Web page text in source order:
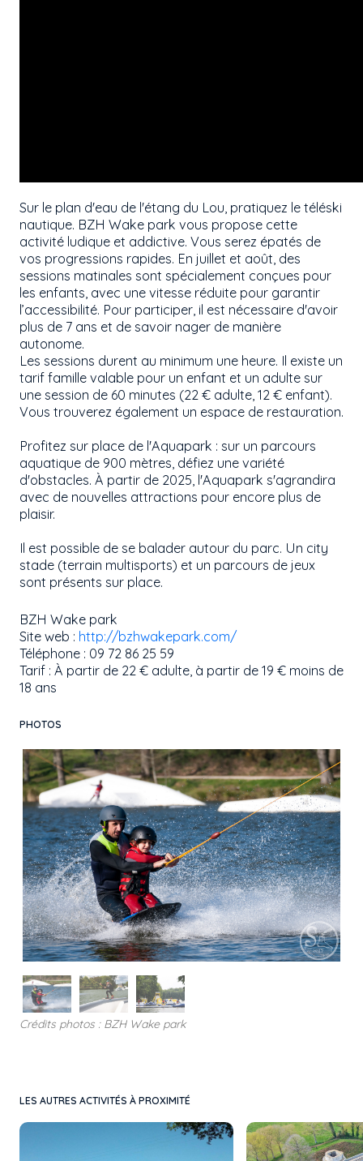
Sur le plan d'eau de l'étang du Lou, pratiquez le téléski
nautique. BZH Wake park vous propose cette
activité ludique et addictive. Vous serez épatés de
vos progressions rapides. En juillet et août, des
sessions matinales sont spécialement conçues pour
les enfants, avec une vitesse réduite pour garantir
l’accessibilité. Pour participer, il est nécessaire d'avoir
plus de 7 ans et de savoir nager de manière
autonome.
Les sessions durent au minimum une heure. Il existe un
tarif famille valable pour un enfant et un adulte sur
une session de 60 minutes (22 € adulte, 12 € enfant).
Vous trouverez également un espace de restauration.
Profitez sur place de l'Aquapark : sur un parcours
aquatique de 900 mètres, défiez une variété
d'obstacles. À partir de 2025, l'Aquapark s'agrandira
avec de nouvelles attractions pour encore plus de
plaisir.
Il est possible de se balader autour du parc. Un city
stade (terrain multisports) et un parcours de jeux
sont présents sur place.
BZH Wake park
Site web : http://bzhwakepark.com/
Téléphone : 09 72 86 25 59
Tarif : À partir de 22 € adulte, à partir de 19 € moins de
18 ans
PHOTOS
Crédits photos : BZH Wake park
LES AUTRES ACTIVITÉS À PROXIMITÉ